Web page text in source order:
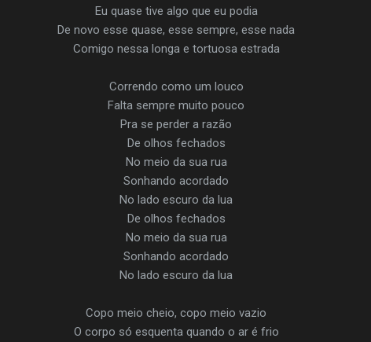
Eu quase tive algo que eu podia
De novo esse quase, esse sempre, esse nada
Comigo nessa longa e tortuosa estrada
Correndo como um louco
Falta sempre muito pouco
Pra se perder a razão
De olhos fechados
No meio da sua rua
Sonhando acordado
No lado escuro da lua
De olhos fechados
No meio da sua rua
Sonhando acordado
No lado escuro da lua
Copo meio cheio, copo meio vazio
O corpo só esquenta quando o ar é frio